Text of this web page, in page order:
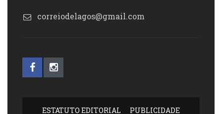
correiodelagos@gmail.com
ESTATUTO EDITORIAL PUBLICIDADE